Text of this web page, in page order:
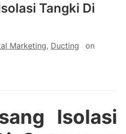
Tangki Di
Marketing, Ducting on
Isolasi